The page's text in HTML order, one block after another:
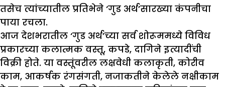
तसेच त्यांच्यातील प्रतिभेने ‘गुड अर्थ’सारख्या कंपनीचा
पाया रचला.
आज देशभरातील ‘गुड अर्थ’च्या सर्व शोरूममध्ये विविध
प्रकारच्या कलात्मक वस्तू, कपडे, दागिने इत्यादींची
विक्री होते. या वस्तूंवरील लक्षवेधी कलाकृती, कोरीव
काम, आकर्षक रंगसंगती, नजाकतीने केलेले नक्षीकाम